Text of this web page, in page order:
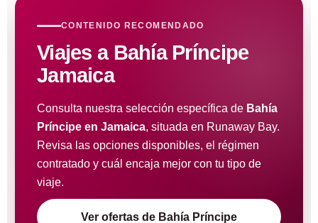
CONTENIDO RECOMENDADO
Viajes a Bahía Príncipe
Jamaica
Consulta nuestra selección específica de Bahía
Príncipe en Jamaica, situada en Runaway Bay.
Revisa las opciones disponibles, el régimen
contratado y cuál encaja mejor con tu tipo de
viaje.
Ver ofertas de Bahía Príncipe